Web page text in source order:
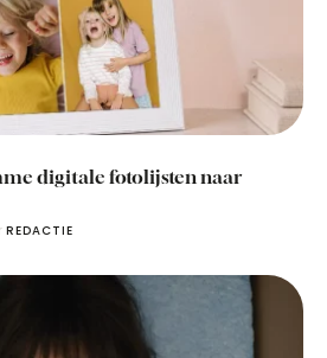
digitale fotolijsten naar
REDACTIE